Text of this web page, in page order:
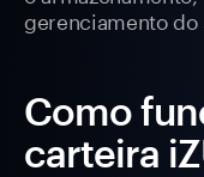
gerenciamento do
Como
carteira